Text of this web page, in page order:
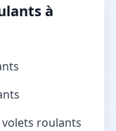
à
roulants